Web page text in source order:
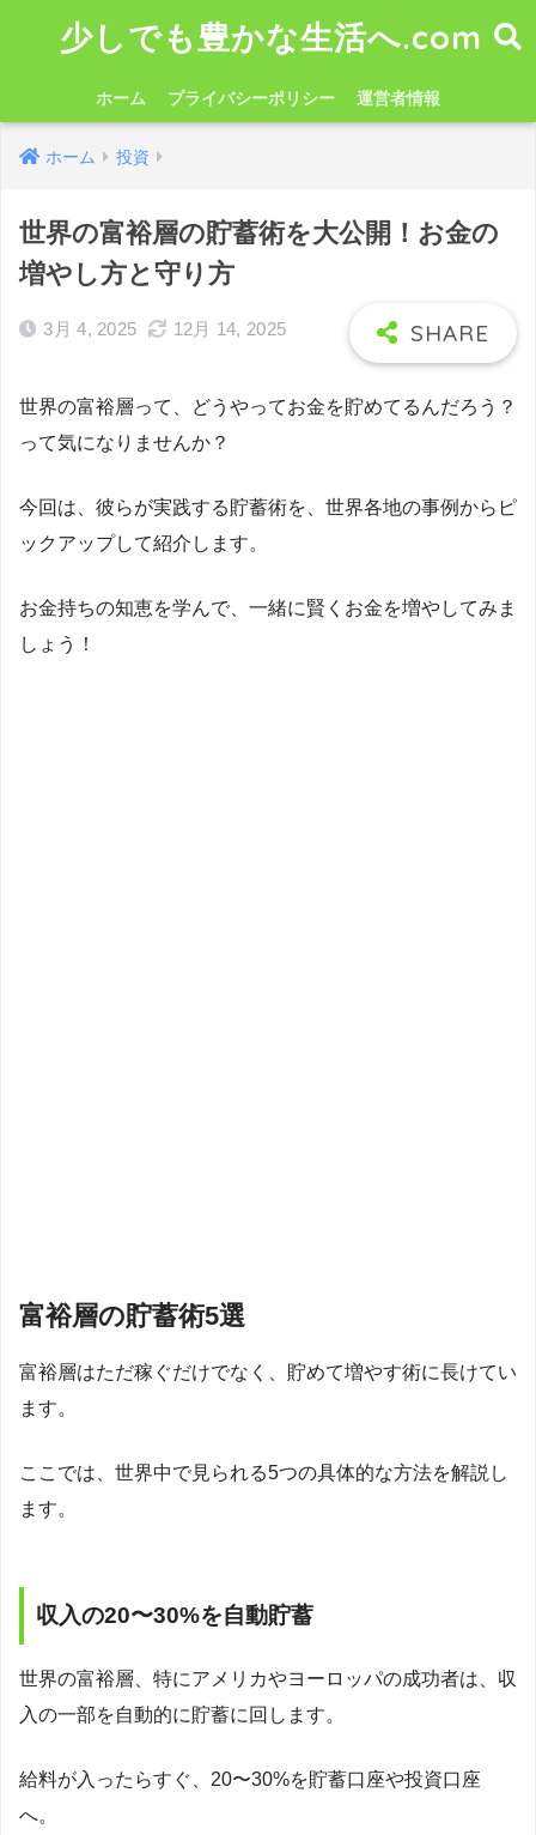
少しでも豊かな生活へ.com
ホーム プライバシーポリシー 運営者情報
ホーム 投資
世界の富裕層の貯蓄術を大公開！お金の
増やし方と守り方
3月 4, 2025 12月 14, 2025
世界の富裕層って、どうやってお金を貯めてるんだろう？
って気になりませんか？
今回は、彼らが実践する貯蓄術を、世界各地の事例からピ
ックアップして紹介します。
お金持ちの知恵を学んで、一緒に賢くお金を増やしてみま
しょう！
富裕層の貯蓄術5選
富裕層はただ稼ぐだけでなく、貯めて増やす術に長けてい
ます。
ここでは、世界中で見られる5つの具体的な方法を解説し
ます。
収入の20〜30%を自動貯蓄
世界の富裕層、特にアメリカやヨーロッパの成功者は、収
入の一部を自動的に貯蓄に回します。
給料が入ったらすぐ、20〜30%を貯蓄口座や投資口座
へ。